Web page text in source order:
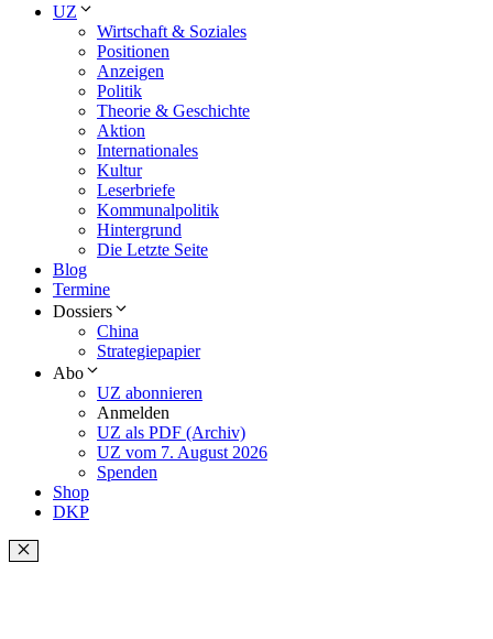
UZ
Wirtschaft & Soziales
Positionen
Anzeigen
Politik
Theorie & Geschichte
Aktion
Internationales
Kultur
Leserbriefe
Kommunalpolitik
Hintergrund
Die Letzte Seite
Blog
Termine
Dossiers
China
Strategiepapier
Abo
UZ abonnieren
Anmelden
UZ als PDF (Archiv)
UZ vom 7. August 2026
Spenden
Shop
DKP
Schließen